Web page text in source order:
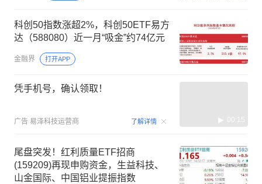
科创50指数涨超2%，科创50ETF易方
达（588080）近一月“吸金”约74亿元
金融界 打开APP
凭手机号，确认领取！
广告 易泽科技运营商 了解详情 00:15
尾盘突发！红利质量ETF招商
(159209)再现申购资金，生益科技、
山金国际、中国铝业提振指数